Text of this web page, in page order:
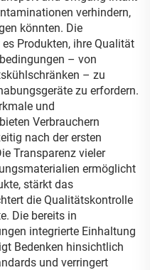
verhindern,
könnten. Die
Produkten, ihre Qualität
– von
– zu
zu erfordern.
und
Verbrauchern
nach der ersten
Transparenz vieler
ermöglicht
stärkt das
die Qualitätskontrolle
Die bereits in
integrierte Einhaltung
Bedenken hinsichtlich
und verringert